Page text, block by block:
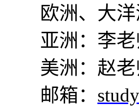
欧洲、大
亚洲 ： 李
美洲 ： 赵
邮箱：